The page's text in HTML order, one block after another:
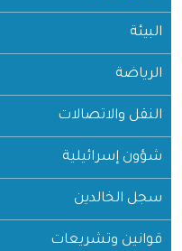
البيئة
الرياضة
النقل والاتصالات
شؤون إسرائيلية
سجل الخالدين
قوانين وتشريعات